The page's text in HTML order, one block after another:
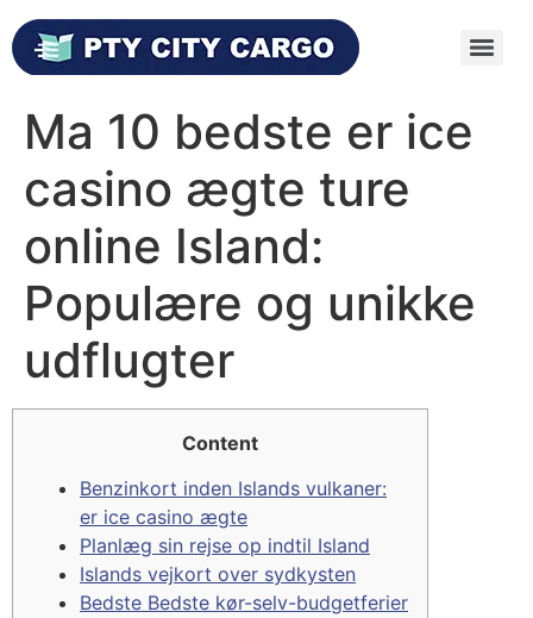
Ma 10 bedste er ice
casino ægte ture
online Island:
Populære og unikke
udflugter
Content
Benzinkort inden Islands vulkaner:
er ice casino ægte
Planlæg sin rejse op indtil Island
Islands vejkort over sydkysten
Bedste Bedste kør-selv-budgetferier